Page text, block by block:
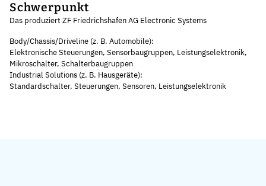
Schwerpunkt
Das produziert ZF Friedrichshafen AG Electronic Systems
Body/Chassis/Driveline (z. B. Automobile):
Elektronische Steuerungen, Sensorbaugruppen, Leistungselektronik,
Mikroschalter, Schalterbaugruppen
Industrial Solutions (z. B. Hausgeräte):
Standardschalter, Steuerungen, Sensoren, Leistungselektronik